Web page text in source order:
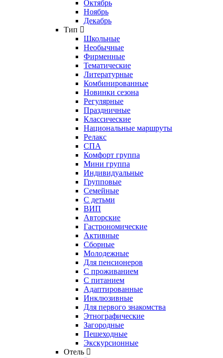
Октябрь
Ноябрь
Декабрь
Тип
Школьные
Необычные
Фирменные
Тематические
Литературные
Комбинированные
Новинки сезона
Регулярные
Праздничные
Классические
Национальные маршруты
Релакс
СПА
Комфорт группа
Мини группа
Индивидуальные
Групповые
Семейные
С детьми
ВИП
Авторские
Гастрономические
Активные
Сборные
Молодежные
Для пенсионеров
С проживанием
С питанием
Адаптированные
Инклюзивные
Для первого знакомства
Этнографические
Загородные
Пешеходные
Экскурсионные
Отель